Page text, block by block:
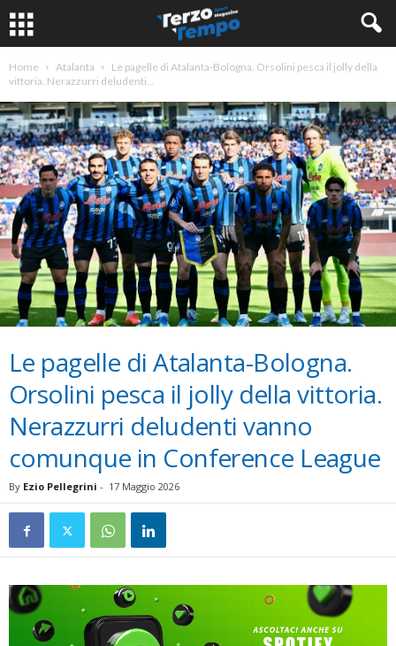
Home Atalanta
Le pagelle di Atalanta-Bologna. Orsolini pesca il jolly della
vittoria. Nerazzurri deludenti...
Le pagelle di Atalanta-Bologna.
Orsolini pesca il jolly della vittoria.
Nerazzurri deludenti vanno
comunque in Conference League
By Ezio Pellegrini - 17 Maggio 2026